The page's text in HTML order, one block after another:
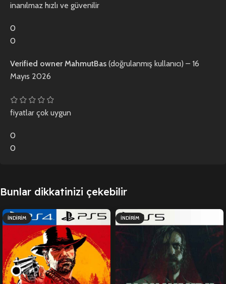
inanılmaz hızlı ve güvenilir
0
0
Verified ownerMahmutBas (doğrulanmış kullanıcı) – 16
Mayıs 2026
fiyatlar çok uygun
0
0
Bunlar dikkatinizi çekebilir
İNDIRIM İNDIRIM